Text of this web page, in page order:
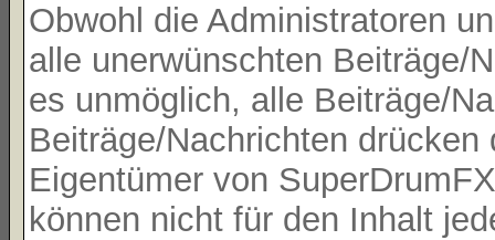
Obwohl die Administratoren
alle unerwünschten Beiträge/
es unmöglich, alle Beiträge/
Beiträge/Nachrichten
Eigentümer von
können nicht für den Inhalt